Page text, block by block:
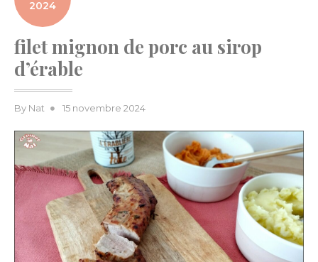
2024
filet mignon de porc au sirop
d’érable
By Nat
Posted
15 novembre 2024